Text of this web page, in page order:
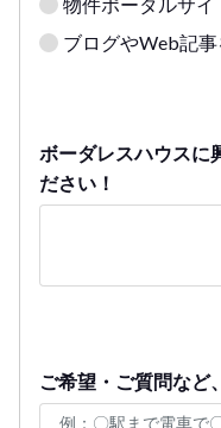
ブログやWeb記
ボーダレスハウスに
ださい！
ご希望・ご質問など